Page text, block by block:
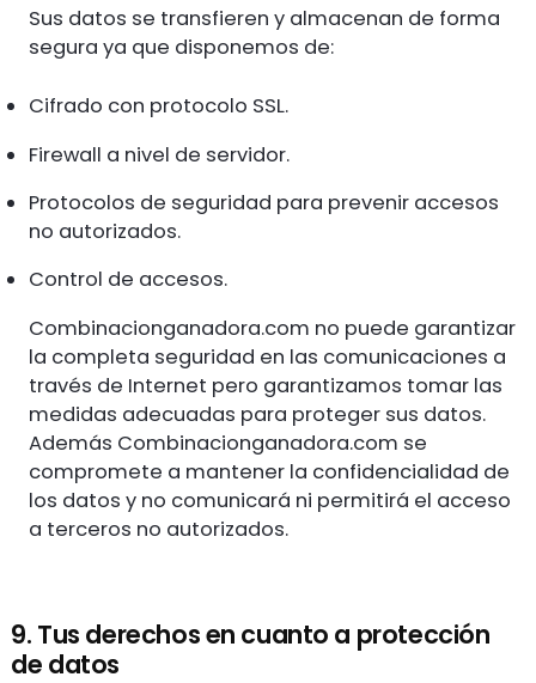
Sus datos se transfieren y almacenan de forma
segura ya que disponemos de:
Cifrado con protocolo SSL.
Firewall a nivel de servidor.
Protocolos de seguridad para prevenir accesos
no autorizados.
Control de accesos.
Combinacionganadora.com no puede garantizar
la completa seguridad en las comunicaciones a
través de Internet pero garantizamos tomar las
medidas adecuadas para proteger sus datos.
Además Combinacionganadora.com se
compromete a mantener la confidencialidad de
los datos y no comunicará ni permitirá el acceso
a terceros no autorizados.
9. Tus derechos en cuanto a protección
de datos